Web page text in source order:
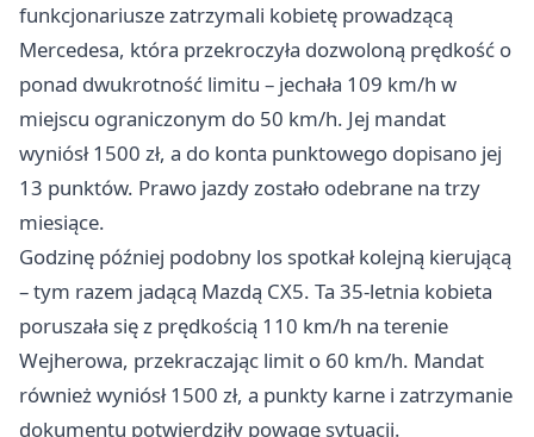
funkcjonariusze zatrzymali kobietę prowadzącą
Mercedesa, która przekroczyła dozwoloną prędkość o
ponad dwukrotność limitu – jechała 109 km/h w
miejscu ograniczonym do 50 km/h. Jej mandat
wyniósł 1500 zł, a do konta punktowego dopisano jej
13 punktów. Prawo jazdy zostało odebrane na trzy
miesiące.
Godzinę później podobny los spotkał kolejną kierującą
– tym razem jadącą Mazdą CX5. Ta 35-letnia kobieta
poruszała się z prędkością 110 km/h na terenie
Wejherowa, przekraczając limit o 60 km/h. Mandat
również wyniósł 1500 zł, a punkty karne i zatrzymanie
dokumentu potwierdziły powagę sytuacji.